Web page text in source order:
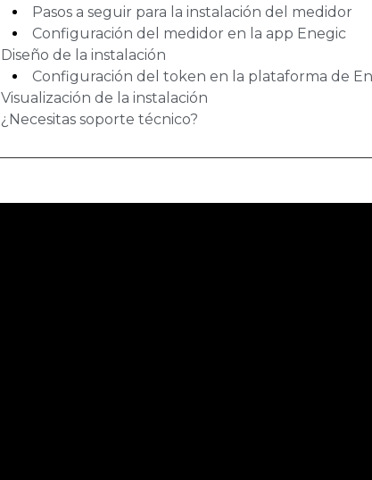
Pasos a seguir para la instalación del medidor
Configuración del medidor en la app Enegic
Diseño de la instalación
Configuración del token en la plataforma de
Visualización de la instalación
¿Necesitas soporte técnico?